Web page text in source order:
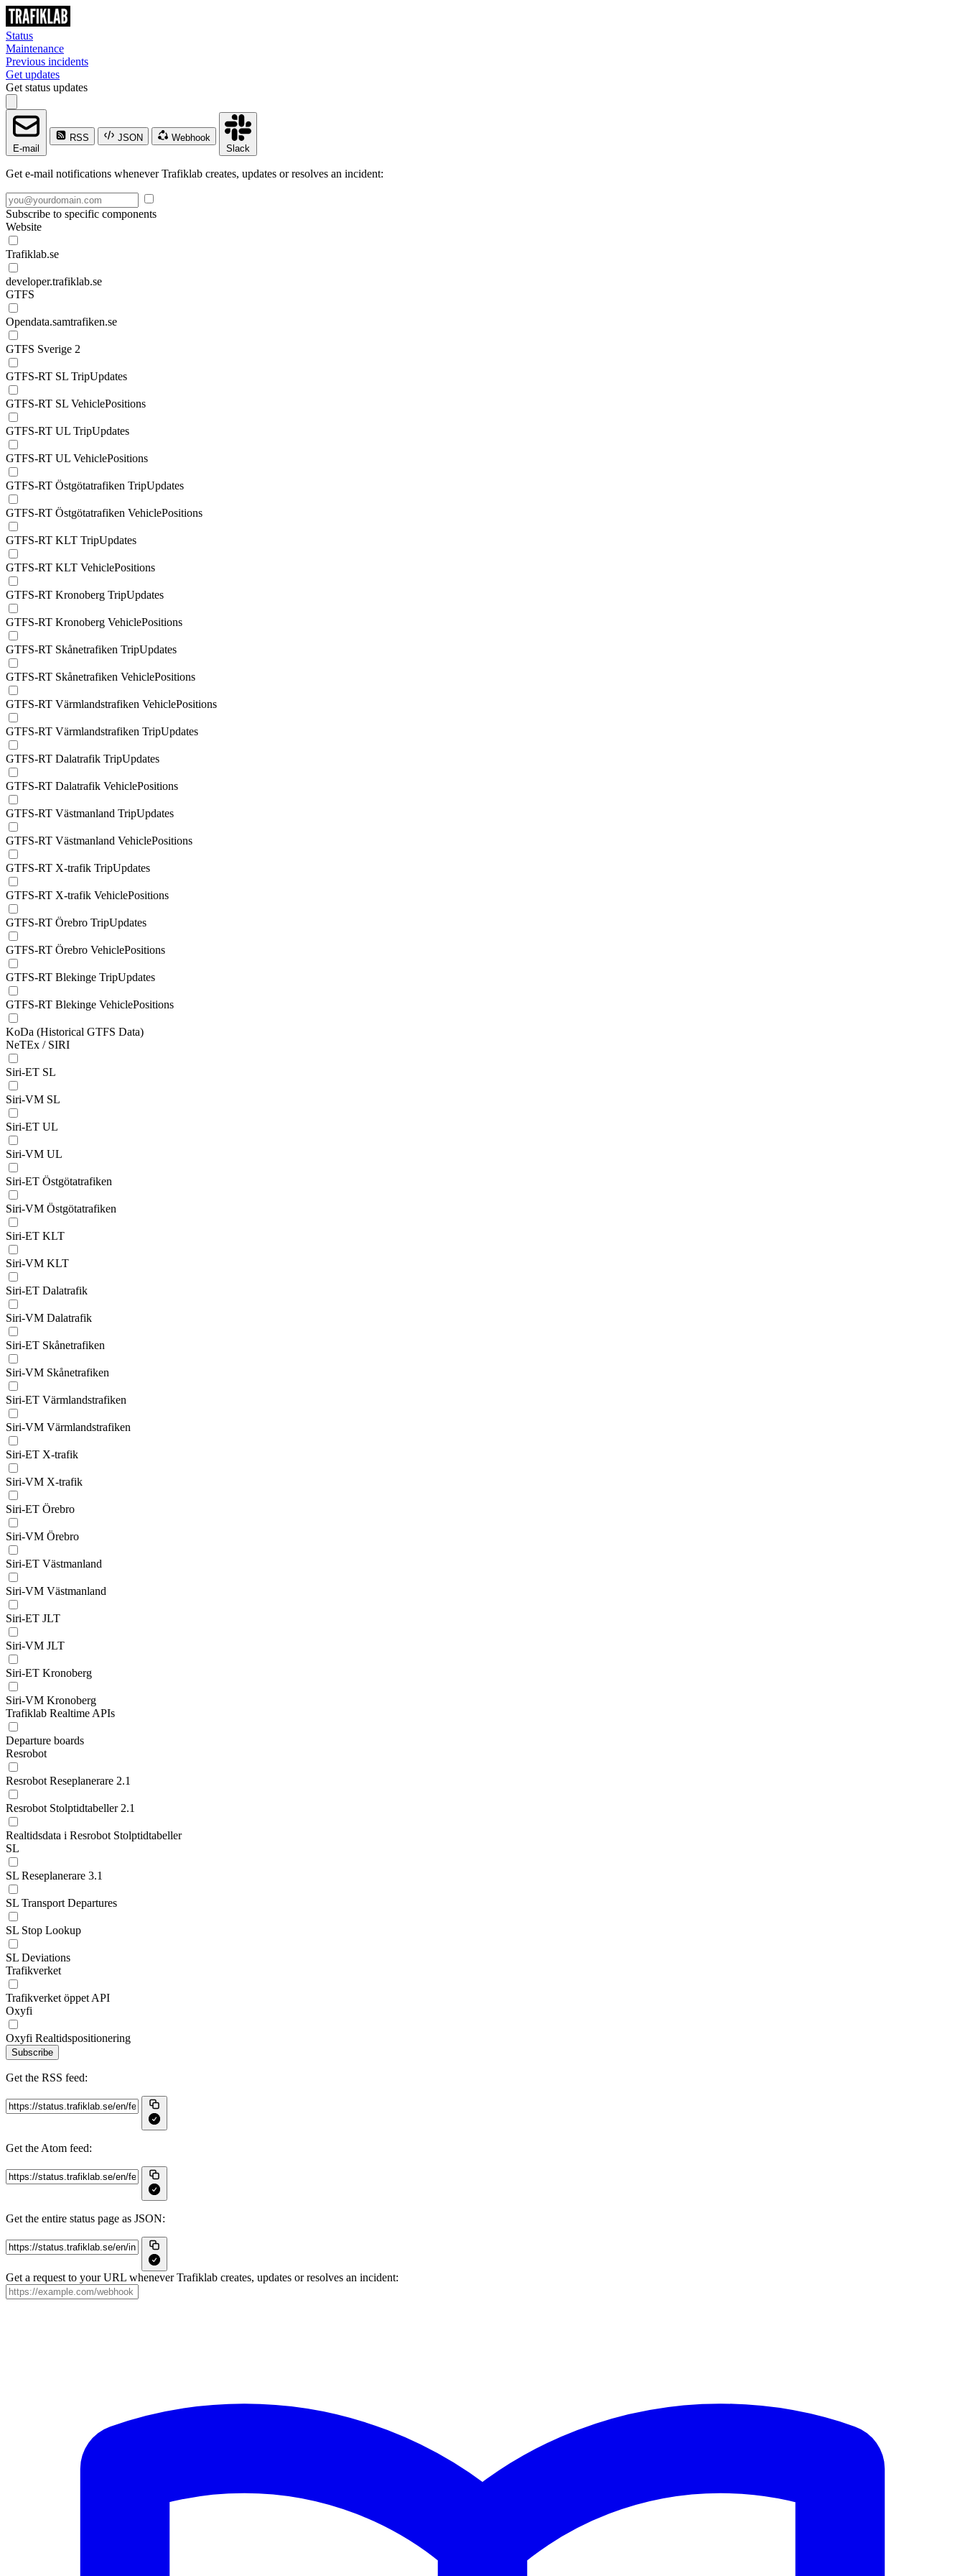
Status
Maintenance
Previous incidents
Get updates
Get status updates
E-mail
RSS JSON
Webhook
Slack
Get e-mail notifications whenever Trafiklab creates, updates or resolves an incident:
Subscribe to specific components
Website
Trafiklab.se
developer.trafiklab.se
GTFS
Opendata.samtrafiken.se
GTFS Sverige 2
GTFS-RT SL TripUpdates
GTFS-RT SL VehiclePositions
GTFS-RT UL TripUpdates
GTFS-RT UL VehiclePositions
GTFS-RT Östgötatrafiken TripUpdates
GTFS-RT Östgötatrafiken VehiclePositions
GTFS-RT KLT TripUpdates
GTFS-RT KLT VehiclePositions
GTFS-RT Kronoberg TripUpdates
GTFS-RT Kronoberg VehiclePositions
GTFS-RT Skånetrafiken TripUpdates
GTFS-RT Skånetrafiken VehiclePositions
GTFS-RT Värmlandstrafiken VehiclePositions
GTFS-RT Värmlandstrafiken TripUpdates
GTFS-RT Dalatrafik TripUpdates
GTFS-RT Dalatrafik VehiclePositions
GTFS-RT Västmanland TripUpdates
GTFS-RT Västmanland VehiclePositions
GTFS-RT X-trafik TripUpdates
GTFS-RT X-trafik VehiclePositions
GTFS-RT Örebro TripUpdates
GTFS-RT Örebro VehiclePositions
GTFS-RT Blekinge TripUpdates
GTFS-RT Blekinge VehiclePositions
KoDa (Historical GTFS Data)
NeTEx / SIRI
Siri-ET SL
Siri-VM SL
Siri-ET UL
Siri-VM UL
Siri-ET Östgötatrafiken
Siri-VM Östgötatrafiken
Siri-ET KLT
Siri-VM KLT
Siri-ET Dalatrafik
Siri-VM Dalatrafik
Siri-ET Skånetrafiken
Siri-VM Skånetrafiken
Siri-ET Värmlandstrafiken
Siri-VM Värmlandstrafiken
Siri-ET X-trafik
Siri-VM X-trafik
Siri-ET Örebro
Siri-VM Örebro
Siri-ET Västmanland
Siri-VM Västmanland
Siri-ET JLT
Siri-VM JLT
Siri-ET Kronoberg
Siri-VM Kronoberg
Trafiklab Realtime APIs
Departure boards
Resrobot
Resrobot Reseplanerare 2.1
Resrobot Stolptidtabeller 2.1
Realtidsdata i Resrobot Stolptidtabeller
SL
SL Reseplanerare 3.1
SL Transport Departures
SL Stop Lookup
SL Deviations
Trafikverket
Trafikverket öppet API
Oxyfi
Oxyfi Realtidspositionering
Subscribe
Get the RSS feed:
Get the Atom feed:
Get the entire status page as JSON:
Get a request to your URL whenever Trafiklab creates, updates or resolves an incident: